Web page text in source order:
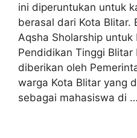
ini diperuntukan untuk
berasal dari Kota Blitar.
Aqsha Sholarship untuk
Pendidikan Tinggi
diberikan oleh
warga Kota Blitar yang
sebagai mahasiswa di …